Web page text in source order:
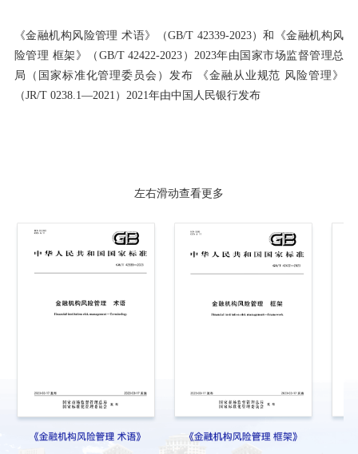
《金融机构风险管理 术语》（GB/T 42339-2023）和《金融机构风
险管理 框架》（GB/T 42422-2023）2023年由国家市场监督管理总
局（国家标准化管理委员会）发布 《金融从业规范 风险管理》
（JR/T 0238.1—2021）2021年由中国人民银行发布
左右滑动查看更多